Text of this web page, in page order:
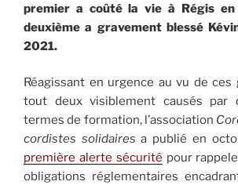
premier a coûté la vie à Régis
deuxième a gravement blessé
2021.
Réagissant en urgence au vu de ces
tout deux visiblement causés par
termes de formation, l’association
cordistes solidairesa publié en
première alerte sécurité pour
obligations réglementaires